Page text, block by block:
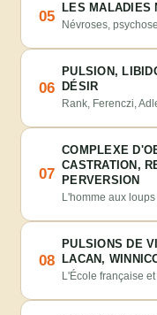
05
LES MALADIES
Névroses,
06
PULSION,
DÉSIR
Rank, Ferenczi,
07
COMPLEXE
CASTRATION,
PERVERSION
L'homme aux
08
PULSIONS DE
LACAN,
L'École française